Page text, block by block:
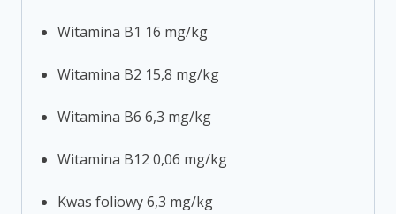
Witamina B1 16 mg/kg
Witamina B2 15,8 mg/kg
Witamina B6 6,3 mg/kg
Witamina B12 0,06 mg/kg
Kwas foliowy 6,3 mg/kg